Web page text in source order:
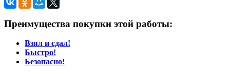
Преимущества покупки этой работы:
Взял и сдал!
Быстро!
Безопасно!